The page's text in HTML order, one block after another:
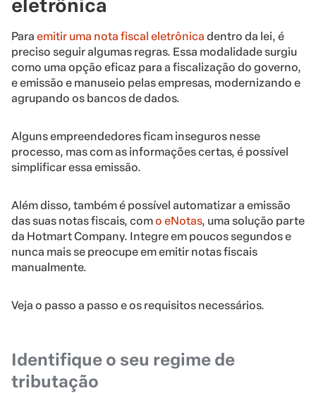
eletrônica
Para emitir uma nota fiscal eletrônica dentro da lei, é
preciso seguir algumas regras. Essa modalidade surgiu
como uma opção eficaz para a fiscalização do governo,
e emissão e manuseio pelas empresas, modernizando e
agrupando os bancos de dados.
Alguns empreendedores ficam inseguros nesse
processo, mas com as informações certas, é possível
simplificar essa emissão.
Além disso, também é possível automatizar a emissão
das suas notas fiscais, como eNotas, uma solução parte
da Hotmart Company. Integre em poucos segundos e
nunca mais se preocupe em emitir notas fiscais
manualmente.
Veja o passo a passo e os requisitos necessários.
Identifique o seu regime de
tributação